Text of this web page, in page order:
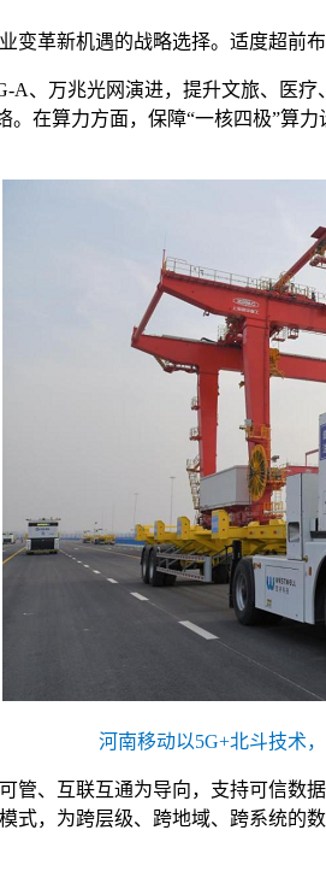
变革新机遇的战略选择。 适度超前
A、万兆光网演进，提升文旅、医
。在算力方面，保障“一核四极”算
河南移动以5G+北斗技术
管、互联互通为导向，支持可信
式，为跨层级、跨地域、跨系统